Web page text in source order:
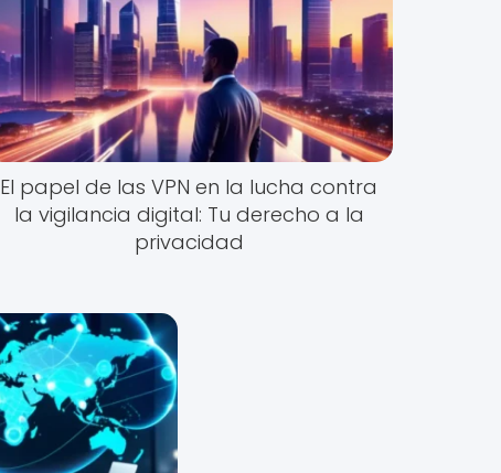
El papel de las VPN en la lucha contra
la vigilancia digital: Tu derecho a la
privacidad